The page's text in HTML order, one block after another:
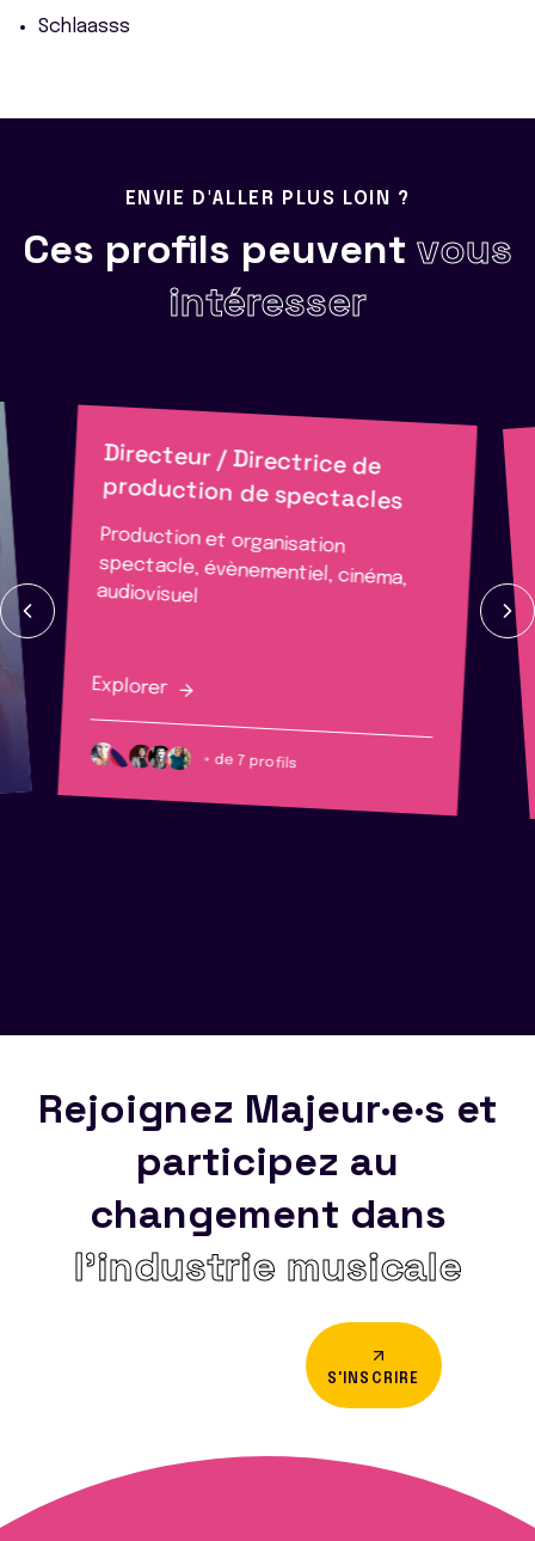
Schlaasss
ENVIE D'ALLER PLUS LOIN ?
Ces profils peuvent vous
intéresser
Directeur / Directrice de
production de spectacles
Production et organisation
spectacle, évènementiel, cinéma,
audiovisuel
Explorer
+ de 7 profils
Rejoignez Majeur·e·s et
participez au
changement dans
l’industrie musicale
S'INSCRIRE